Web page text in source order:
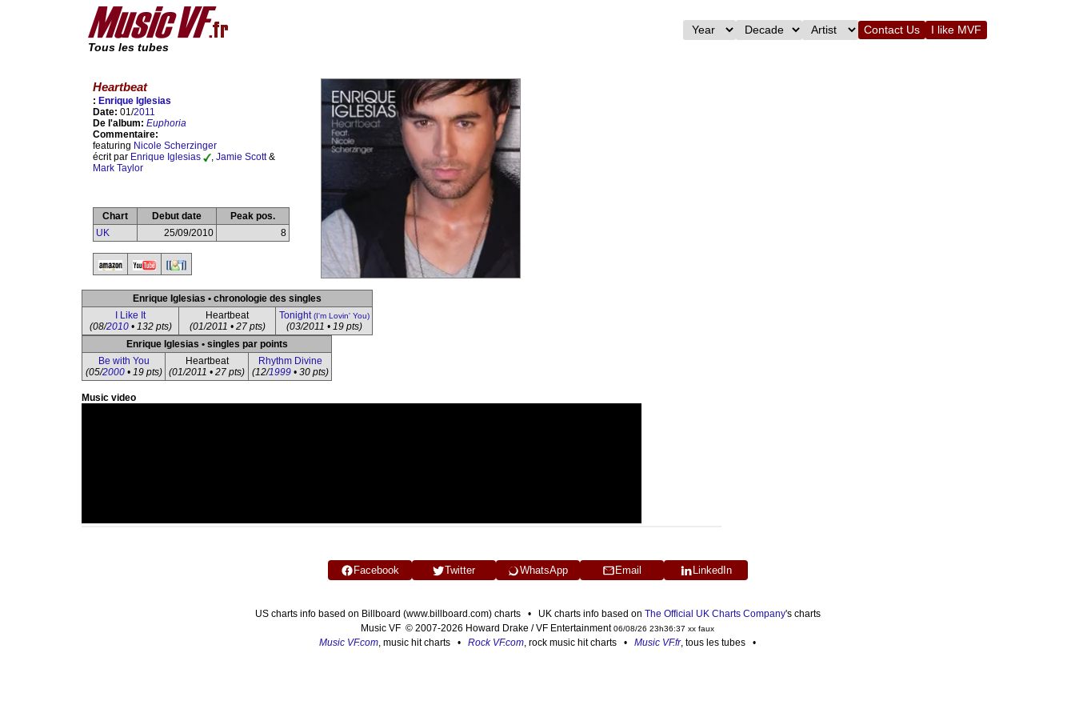
Tous les tubes
Contact Us I like MVF
Heartbeat
: Enrique Iglesias
Date: 01/2011
De l'album: Euphoria
Commentaire:
featuring Nicole Scherzinger
écrit par Enrique Iglesias , Jamie Scott&
Mark Taylor
Chart Debut date
Peak pos.
UK
25/09/2010 8
Enrique Iglesias • chronologie des singles
I Like It
(08/2010• 132 pts)
Heartbeat
(01/2011 • 27 pts)
Tonight(I'm Lovin' You)
(03/2011 • 19 pts)
Enrique Iglesias • singles par points
Be with You
(05/2000• 19 pts)
Heartbeat
(01/2011 • 27 pts)
Rhythm Divine
(12/1999• 30 pts)
Music video
Facebook Twitter WhatsApp Email LinkedIn
US charts info based on Billboard (www.billboard.com) charts • UK charts info based on The Official UK Charts Company's charts
Music VF © 2007-2026 Howard Drake / VF Entertainment06/08/26 23h36:37 xx faux
Music VF.com, music hit charts • Rock VF.com, rock music hit charts • Music VF.fr, tous les tubes •